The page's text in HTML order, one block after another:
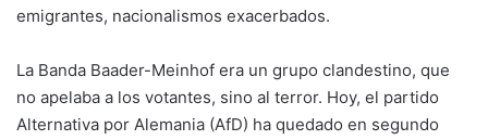
emigrantes, nacionalismos exacerbados.
La Banda Baader-Meinhof era un grupo clandestino, que
no apelaba a los votantes, sino al terror. Hoy, el partido
Alternativa por Alemania (AfD) ha quedado en segundo